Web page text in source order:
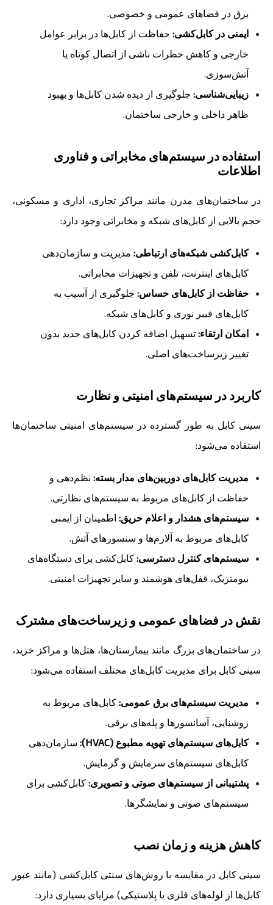
برق در فضاهای عمومی و خصوصی.
ایمنی در کابل‌کشی: حفاظت از کابل‌ها در برابر عوامل
خارجی و کاهش خطرات ناشی از اتصال کوتاه یا
آتش‌سوزی.
زیبایی‌شناسی: جلوگیری از دیده شدن کابل‌ها و بهبود
ظاهر داخلی و خارجی ساختمان.
استفاده در سیستم‌های مخابراتی و فناوری
اطلاعات
در ساختمان‌های مدرن مانند مراکز تجاری، اداری و مسکونی،
حجم بالایی از کابل‌های شبکه و مخابراتی وجود دارد:
کابل‌کشی شبکه‌های ارتباطی: مدیریت و سازمان‌دهی
کابل‌های اینترنت، تلفن و تجهیزات مخابراتی.
حفاظت از کابل‌های حساس: جلوگیری از آسیب به
کابل‌های فیبر نوری و کابل‌های شبکه.
امکان ارتقاء: تسهیل اضافه کردن کابل‌های جدید بدون
تغییر زیرساخت‌های اصلی.
کاربرد در سیستم‌های امنیتی و نظارت
سینی کابل به طور گسترده در سیستم‌های امنیتی ساختمان‌ها
استفاده می‌شود:
مدیریت کابل‌های دوربین‌های مدار بسته: نظم‌دهی و
حفاظت از کابل‌های مربوط به سیستم‌های نظارتی.
سیستم‌های هشدار و اعلام حریق: اطمینان از ایمنی
کابل‌های مربوط به آلارم‌ها و سنسورهای آتش.
سیستم‌های کنترل دسترسی: کابل‌کشی برای دستگاه‌های
بیومتریک، قفل‌های هوشمند و سایر تجهیزات امنیتی.
نقش در فضاهای عمومی و زیرساخت‌های مشترک
در ساختمان‌های بزرگ مانند بیمارستان‌ها، هتل‌ها و مراکز خرید،
سینی کابل برای مدیریت کابل‌های مختلف استفاده می‌شود:
مدیریت سیستم‌های برق عمومی: کابل‌های مربوط به
روشنایی، آسانسورها و پله‌های برقی.
کابل‌های سیستم‌های تهویه مطبوع (HVAC):
سازمان‌دهی
کابل‌های سیستم‌های سرمایش و گرمایش.
پشتیبانی از سیستم‌های صوتی و تصویری: کابل‌کشی برای
سیستم‌های صوتی و نمایشگرها.
کاهش هزینه و زمان نصب
سینی کابل در مقایسه با روش‌های سنتی کابل‌کشی (مانند عبور
کابل‌ها از لوله‌های فلزی یا پلاستیکی) مزایای بسیاری دارد: